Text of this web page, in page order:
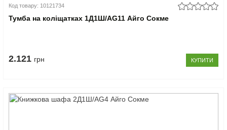
Код товару: 10121734
Тумба на коліщатках 1Д1Ш/AG11 Айго Сокме
2.121 грн КУПИТИ